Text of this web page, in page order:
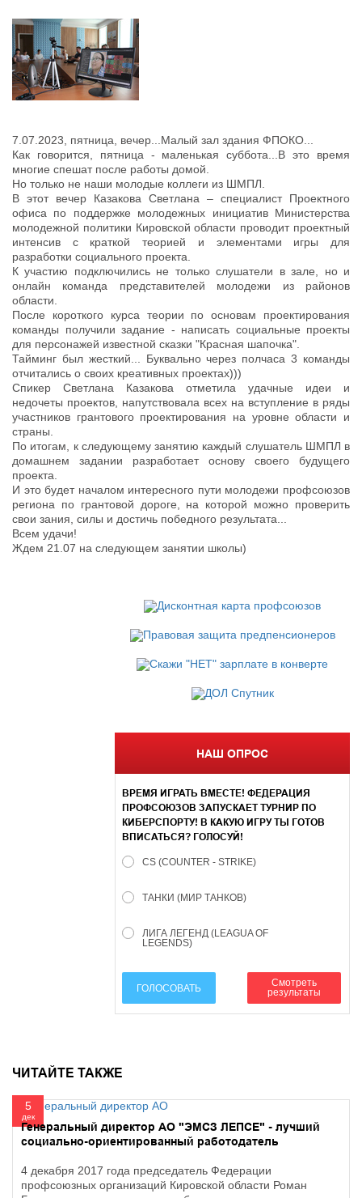
7.07.2023, пятница, вечер...Малый зал здания ФПОКО...
Как говорится, пятница - маленькая суббота...В это время
многие спешат после работы домой.
Но только не наши молодые коллеги из ШМПЛ.
В этот вечер Казакова Светлана – специалист Проектного
офиса по поддержке молодежных инициатив Министерства
молодежной политики Кировской области проводит проектный
интенсив с краткой теорией и элементами игры для
разработки социального проекта.
К участию подключились не только слушатели в зале, но и
онлайн команда представителей молодежи из районов
области.
После короткого курса теории по основам проектирования
команды получили задание - написать социальные проекты
для персонажей известной сказки "Красная шапочка".
Тайминг был жесткий... Буквально через полчаса 3 команды
отчитались о своих креативных проектах)))
Спикер Светлана Казакова отметила удачные идеи и
недочеты проектов, напутствовала всех на вступление в ряды
участников грантового проектирования на уровне области и
страны.
По итогам, к следующему занятию каждый слушатель ШМПЛ в
домашнем задании разработает основу своего будущего
проекта.
И это будет началом интересного пути молодежи профсоюзов
региона по грантовой дороге, на которой можно проверить
свои зания, силы и достичь победного результата...
Всем удачи!
Ждем 21.07 на следующем занятии школы)
НАШ ОПРОС
ВРЕМЯ ИГРАТЬ ВМЕСТЕ! ФЕДЕРАЦИЯ
ПРОФСОЮЗОВ ЗАПУСКАЕТ ТУРНИР ПО
КИБЕРСПОРТУ! В КАКУЮ ИГРУ ТЫ ГОТОВ
ВПИСАТЬСЯ? ГОЛОСУЙ!
CS (COUNTER - STRIKE)
ТАНКИ (МИР ТАНКОВ)
ЛИГА ЛЕГЕНД (LEAGUA OF
LEGENDS)
ГОЛОСОВАТЬ
Смотреть
результаты
ЧИТАЙТЕ ТАКЖЕ
5
дек
Генеральный директор АО "ЭМСЗ ЛЕПСЕ" - лучший
социально-ориентированный работодатель
4 декабря 2017 года председатель Федерации
профсоюзных организаций Кировской области Роман